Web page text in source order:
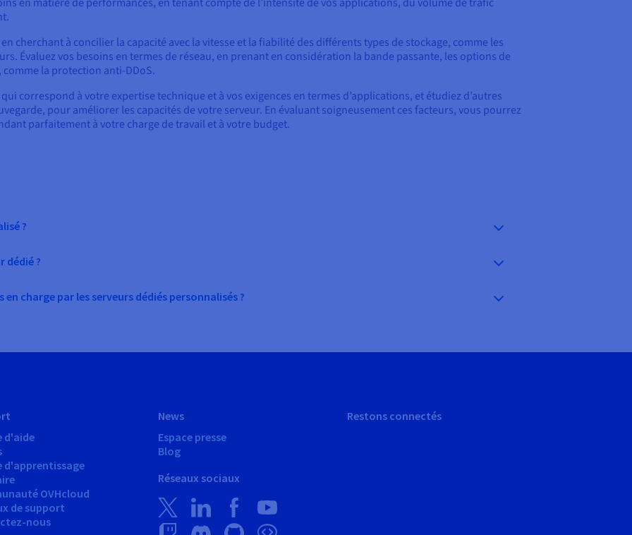
cherchant à concilier la capacité avec la vitesse et la fiabilité des différents types de stockage, comme les
Évaluez vos besoins en termes de réseau, en prenant en considération la bande passante, les options de
la protection anti-DDoS.
correspond à votre expertise technique et à vos exigences en termes d’applications, et étudiez d’autres
pour améliorer les capacités de votre serveur. En évaluant soigneusement ces facteurs, vous pourrez
parfaitement à votre charge de travail et à votre budget.
?
dédié ?
charge par les serveurs dédiés personnalisés ?
d'aide
d'apprentissage
OVHcloud
de support
nous
News
Espace presse
Blog
Réseaux sociaux
Restons connectés